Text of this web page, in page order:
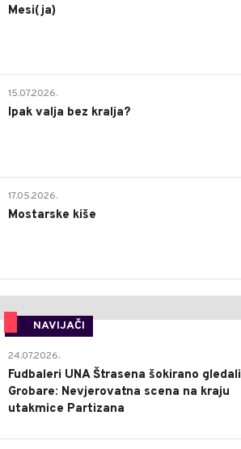
Mesi(ja)
15.07.2026.
Ipak valja bez kralja?
17.05.2026.
Mostarske kiše
NAVIJAČI
24.07.2026.
Fudbaleri UNA Štrasena šokirano gledali
Grobare: Nevjerovatna scena na kraju
utakmice Partizana